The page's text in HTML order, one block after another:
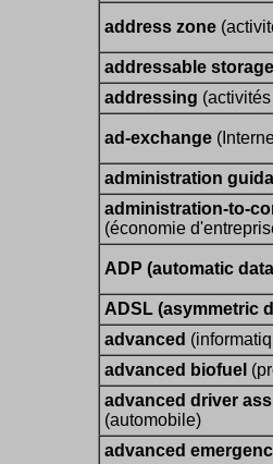
address zone
addressable storage
addressing
ad-exchange
administration
administration-to-
(économie
ADP (automatic
ADSL (asymmetric
advanced
advanced biofuel
advanced driver
(automobile)
advanced